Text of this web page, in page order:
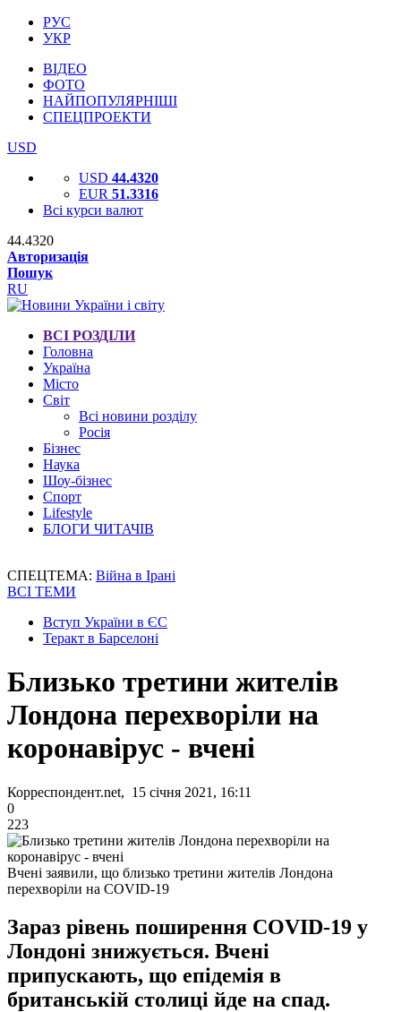
РУС
УКР
ВІДЕО
ФОТО
НАЙПОПУЛЯРНІШІ
СПЕЦПРОЕКТИ
USD
USD 44.4320
EUR 51.3316
Всі курси валют
44.4320
Авторизація
Пошук
RU
ВСІ РОЗДІЛИ
Головна
Україна
Місто
Світ
Всі новини розділу
Росія
Бізнес
Наука
Шоу-бізнес
Спорт
Lifestyle
БЛОГИ ЧИТАЧІВ
СПЕЦТЕМА: Війна в Ірані
ВСІ ТЕМИ
Вступ України в ЄС
Теракт в Барселоні
Близько третини жителів
Лондона перехворіли на
коронавірус - вчені
Корреспондент.net, 15 січня 2021, 16:11
0
223
Вчені заявили, що близько третини жителів Лондона
перехворіли на COVID-19
Зараз рівень поширення COVID-19 у
Лондоні знижується. Вчені
припускають, що епідемія в
британській столиці йде на спад.